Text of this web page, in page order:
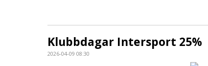
Klubbdagar Intersport 25%
2026-04-09 08:30